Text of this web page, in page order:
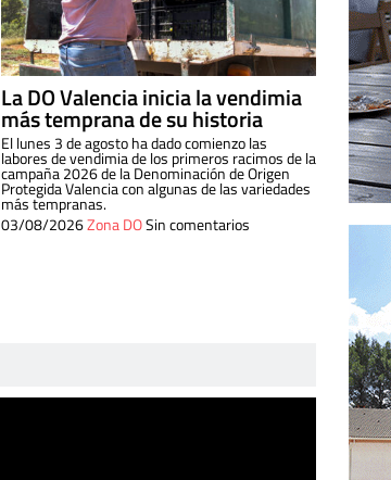
La DO Valencia inicia la vendimia
más temprana de su historia
El lunes 3 de agosto ha dado comienzo las
labores de vendimia de los primeros racimos de la
campaña 2026 de la Denominación de Origen
Protegida Valencia con algunas de las variedades
más tempranas.
03/08/2026Zona DOSin comentarios